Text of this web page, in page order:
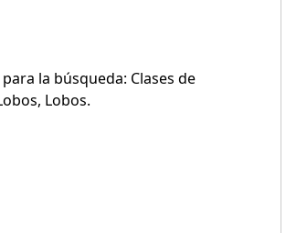
la búsqueda: Clases de
Lobos.